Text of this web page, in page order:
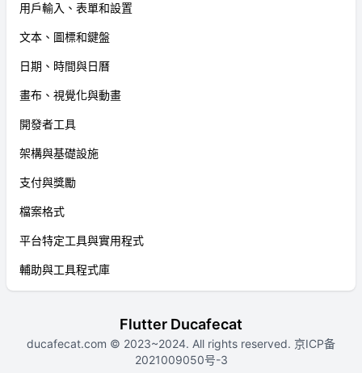
用戶輸入、表單和設置
文本、圖標和鍵盤
日期、時間與日曆
畫布、視覺化與動畫
開發者工具
架構與基礎設施
支付與獎勵
檔案格式
平台特定工具與實用程式
輔助與工具程式庫
Flutter Ducafecat
ducafecat.com © 2023~2024. All rights reserved. 京ICP备
2021009050号-3